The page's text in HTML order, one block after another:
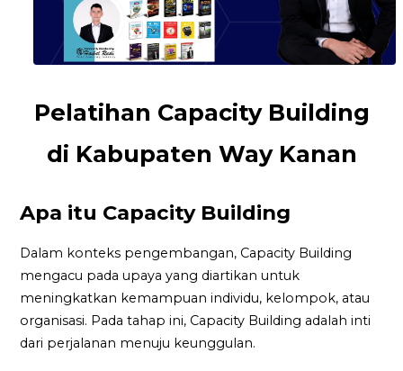
Pelatihan Capacity Building
di Kabupaten Way Kanan
Apa itu Capacity Building
Dalam konteks pengembangan, Capacity Building
mengacu pada upaya yang diartikan untuk
meningkatkan kemampuan individu, kelompok, atau
organisasi. Pada tahap ini, Capacity Building adalah inti
dari perjalanan menuju keunggulan.